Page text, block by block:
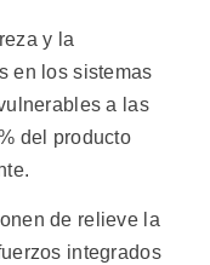
y la
en los sistemas
a las
del producto
de relieve la
integrados